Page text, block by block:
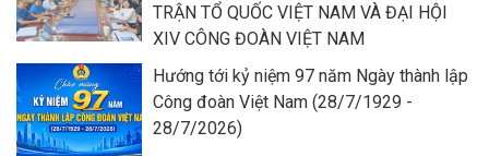
TRẬN TỔ QUỐC VIỆT NAM VÀ ĐẠI HỘI
XIV CÔNG ĐOÀN VIỆT NAM
Hướng tới kỷ niệm 97 năm Ngày thành lập
Công đoàn Việt Nam (28/7/1929 -
28/7/2026)